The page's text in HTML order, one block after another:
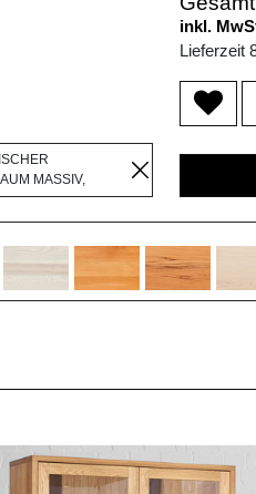
MASSIV,
inkl.
Lieferzeit